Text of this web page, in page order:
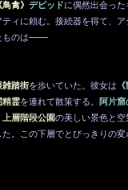
鳥禽》 デビッドに偶然出会った
ィに頼む。接続器を得て、
ものは───
雑踏街を歩いていた。彼女は
精霊を連れて散策する。 阿片窟
上層階段公園の美しい景色と空
。この下層でとびっきりの